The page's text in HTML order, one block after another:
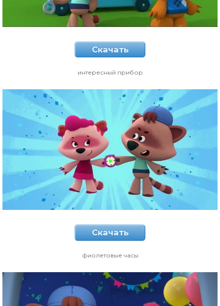
Скачать
интересный прибор
Скачать
фиолетовые часы